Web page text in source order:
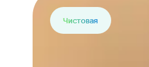
Чистовая